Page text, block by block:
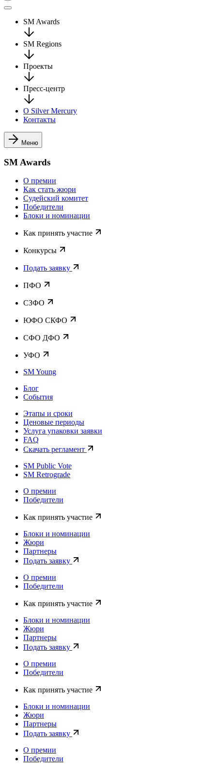
SM Awards
SM Regions
Проекты
Пресс-центр
О Silver Mercury
Контакты
Меню
SM Awards
О премии
Как стать жюри
Судейский комитет
Победители
Блоки и номинации
Как принять участие
Конкурсы
Подать заявку
ПФО
СЗФО
ЮФО СКФО
CФО ДФО
УФО
SM Young
Блог
События
Этапы и сроки
Ценовые периоды
Услуга упаковки заявки
FAQ
Скачать регламент
SM Public Vote
SM Retrograde
О премии
Победители
Как принять участие
Блоки и номинации
Жюри
Партнеры
Подать заявку
О премии
Победители
Как принять участие
Блоки и номинации
Жюри
Партнеры
Подать заявку
О премии
Победители
Как принять участие
Блоки и номинации
Жюри
Партнеры
Подать заявку
О премии
Победители